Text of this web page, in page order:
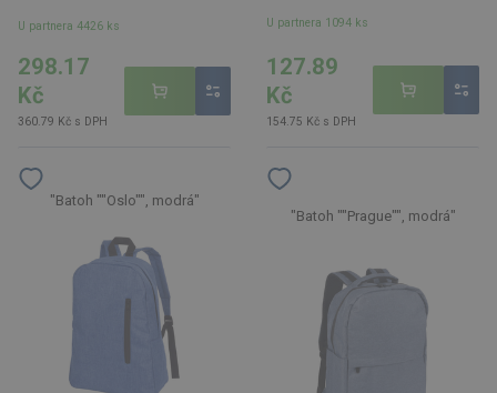
U partnera 4426 ks
298.17
Kč
360.79 Kč s DPH
U partnera 1094 ks
127.89
Kč
154.75 Kč s DPH
"Batoh ""Oslo"", modrá"
"Batoh ""Prague"", modrá"